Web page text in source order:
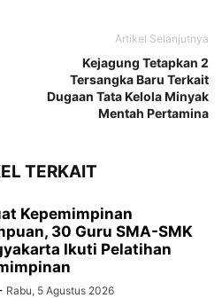
Artikel Selanjutnya
Kejagung Tetapkan 2
Tersangka Baru Terkait
Dugaan Tata Kelola Minyak
Mentah Pertamina
TERKAIT
Kepemimpinan
30 Guru SMA-SMK
Ikuti Pelatihan
Rabu, 5 Agustus 2026